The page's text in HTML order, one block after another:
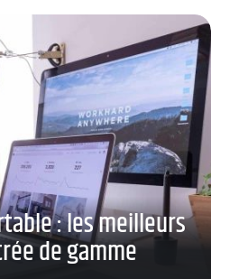
: les meilleurs
de gamme